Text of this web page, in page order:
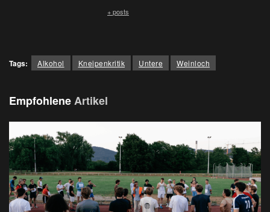
+ posts
Tags: Alkohol Kneipenkritik Untere Weinloch
EmpfohleneArtikel